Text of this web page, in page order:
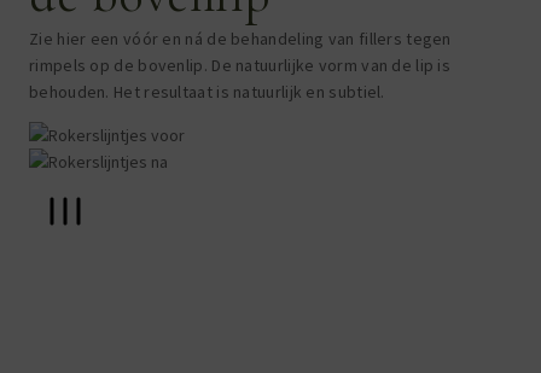
Zie hier een vóór en ná de behandeling van fillers tegen
rimpels op de bovenlip. De natuurlijke vorm van de lip is
behouden. Het resultaat is natuurlijk en subtiel.